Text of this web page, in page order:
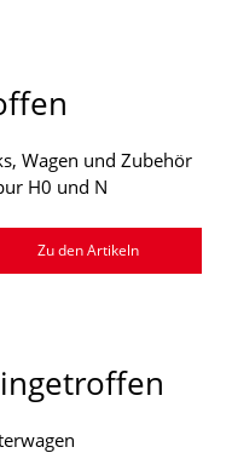
Wagen und Zubehör
H0 und N
Zu den Artikeln